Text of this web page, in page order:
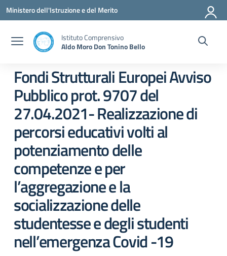
Vai ai contenuti
Vai al menu di navigazione
Vai al footer
Ministero dell'Istruzione e del Merito
Istituto Comprensivo
Aldo Moro Don Tonino Bello
Fondi Strutturali Europei Avviso
Pubblico prot. 9707 del
27.04.2021- Realizzazione di
percorsi educativi volti al
potenziamento delle
competenze e per
l’aggregazione e la
socializzazione delle
studentesse e degli studenti
nell’emergenza Covid -19